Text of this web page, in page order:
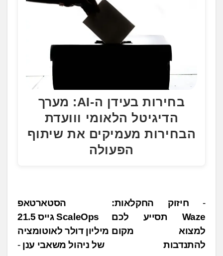
בחירות בעידן ה-AI: מערך
הדיגיטל הלאומי ווועדת
הבחירות מעמיקים את שיתוף
הפעולה
נ
י
ו
הסטארטאפ
ScaleOps גייס 21.5
מיליון דולר לאוטומציה
של ניהול משאבי ענן
חיזוק החקלאות:
Waze תסייע לכם
למצוא מקום
להתנדבות